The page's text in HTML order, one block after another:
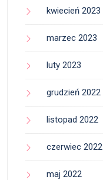
kwiecień 2023
marzec 2023
luty 2023
grudzień 2022
listopad 2022
czerwiec 2022
maj 2022